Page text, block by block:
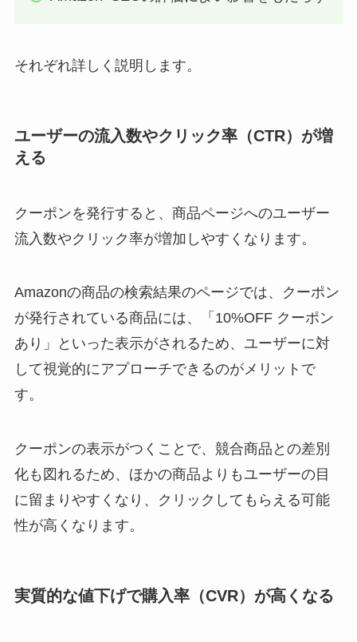
それぞれ詳しく説明します。
ユーザーの流入数やクリック率（CTR）が増
える
クーポンを発行すると、商品ページへのユーザー
流入数やクリック率が増加しやすくなります。
Amazonの商品の検索結果のページでは、クーポン
が発行されている商品には、「10%OFF クーポン
あり」といった表示がされるため、ユーザーに対
して視覚的にアプローチできるのがメリットで
す。
クーポンの表示がつくことで、競合商品との差別
化も図れるため、ほかの商品よりもユーザーの目
に留まりやすくなり、クリックしてもらえる可能
性が高くなります。
実質的な値下げで購入率（CVR）が高くなる